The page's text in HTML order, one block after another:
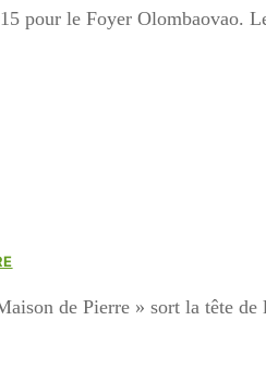
pour le Foyer Olombaovao.
de Pierre » sort la tête de